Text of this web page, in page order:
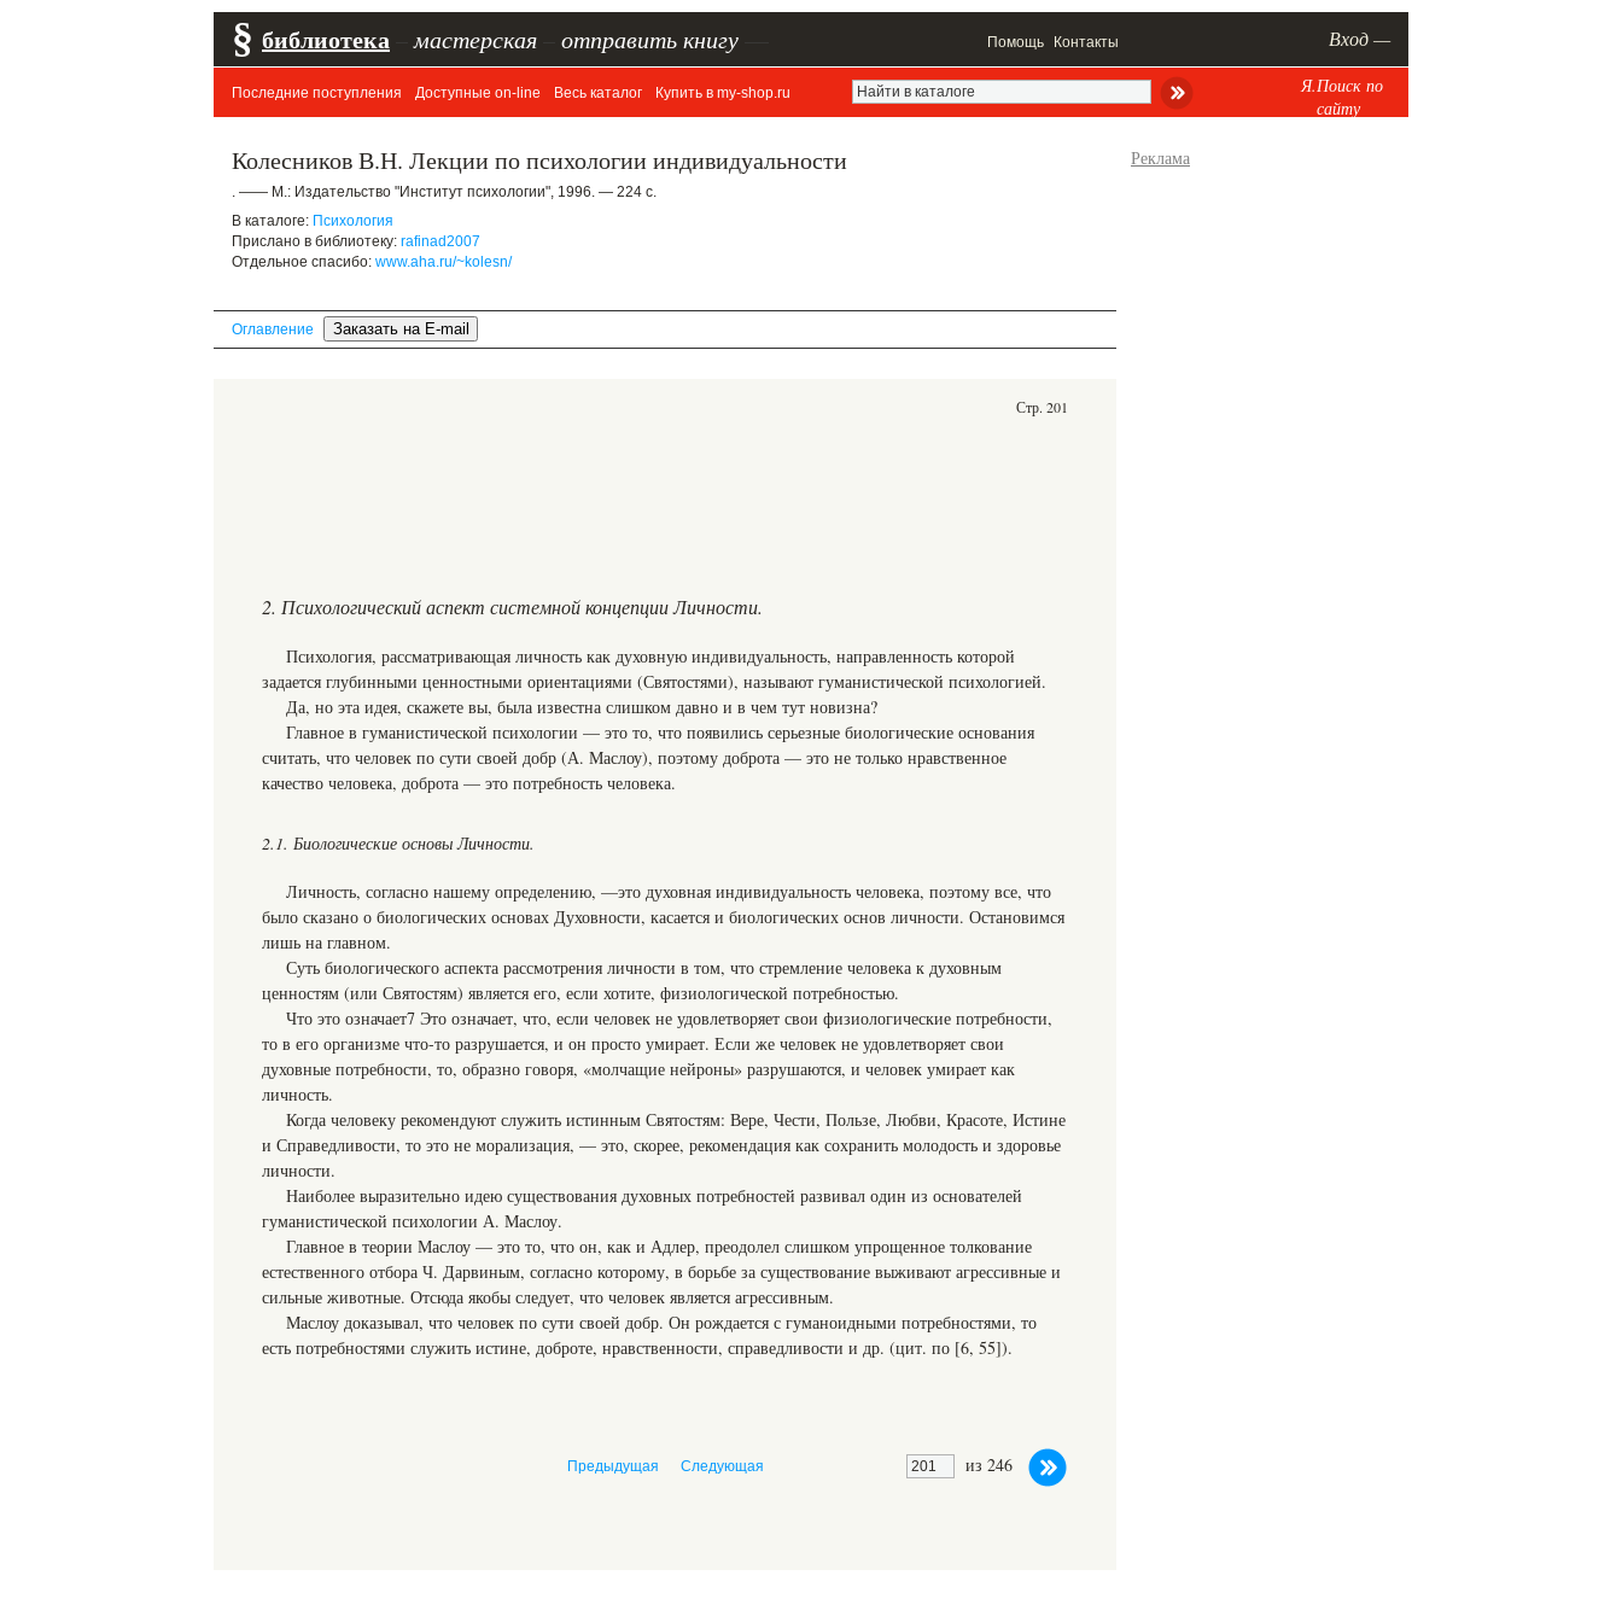
§ библиотека мастерская отправить книгу Помощь Контакты Вход —
Последние поступления Доступные on-line Весь каталог Купить в my-shop.ru
Я.Поиск по
сайту
Колесников В.Н. Лекции по психологии индивидуальности
. —— М.: Издательство "Институт психологии", 1996. — 224 с.
В каталоге: Психология
Прислано в библиотеку: rafinad2007
Отдельное спасибо: www.aha.ru/~kolesn/
Оглавление
Стр. 201
2. Психологический аспект системной концепции Личности.
Психология, рассматривающая личность как духовную индивидуальность, направленность которой
задается глубинными ценностными ориентациями (Святостями), называют гуманистической психологией.
Да, но эта идея, скажете вы, была известна слишком давно и в чем тут новизна?
Главное в гуманистической психологии — это то, что появились серьезные биологические основания
считать, что человек по сути своей добр (А. Маслоу), поэтому доброта — это не только нравственное
качество человека, доброта — это потребность человека.
2.1. Биологические основы Личности.
Личность, согласно нашему определению, —это духовная индивидуальность человека, поэтому все, что
было сказано о биологических основах Духовности, касается и биологических основ личности. Остановимся
лишь на главном.
Суть биологического аспекта рассмотрения личности в том, что стремление человека к духовным
ценностям (или Святостям) является его, если хотите, физиологической потребностью.
Что это означает7 Это означает, что, если человек не удовлетворяет свои физиологические потребности,
то в его организме что-то разрушается, и он просто умирает. Если же человек не удовлетворяет свои
духовные потребности, то, образно говоря, «молчащие нейроны» разрушаются, и человек умирает как
личность.
Когда человеку рекомендуют служить истинным Святостям: Вере, Чести, Пользе, Любви, Красоте, Истине
и Справедливости, то это не морализация, — это, скорее, рекомендация как сохранить молодость и здоровье
личности.
Наиболее выразительно идею существования духовных потребностей развивал один из основателей
гуманистической психологии А. Маслоу.
Главное в теории Маслоу — это то, что он, как и Адлер, преодолел слишком упрощенное толкование
естественного отбора Ч. Дарвиным, согласно которому, в борьбе за существование выживают агрессивные и
сильные животные. Отсюда якобы следует, что человек является агрессивным.
Маслоу доказывал, что человек по сути своей добр. Он рождается с гуманоидными потребностями, то
есть потребностями служить истине, доброте, нравственности, справедливости и др. (цит. по [6, 55]).
из 246
Предыдущая Следующая
Реклама